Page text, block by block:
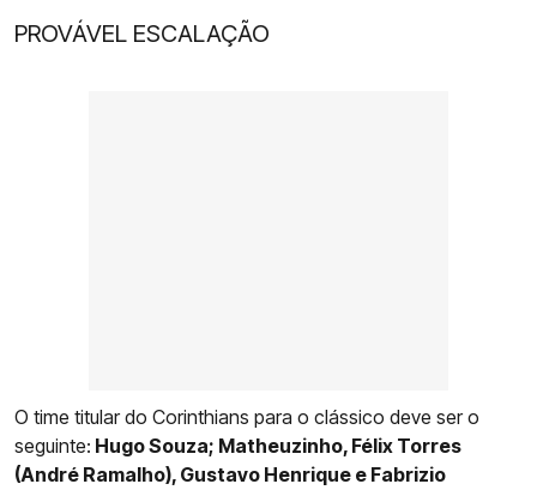
PROVÁVEL ESCALAÇÃO
O time titular do Corinthians para o clássico deve ser o
seguinte: Hugo Souza; Matheuzinho, Félix Torres
(André Ramalho), Gustavo Henrique e Fabrizio